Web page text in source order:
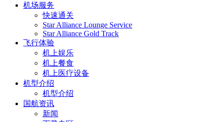
机场服务
快速通关
Star Alliance Lounge Service
Star Alliance Gold Track
飞行体验
机上娱乐
机上餐食
机上医疗设备
机型介绍
机型介绍
国航资讯
新闻